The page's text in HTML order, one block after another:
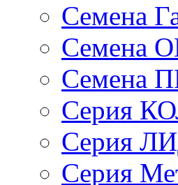
Семена
Семена
Семена
Серия
Серия
Серия